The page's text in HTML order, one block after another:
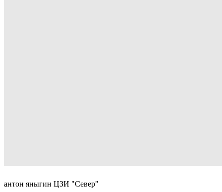
антон яныгин ЦЗИ "Север"